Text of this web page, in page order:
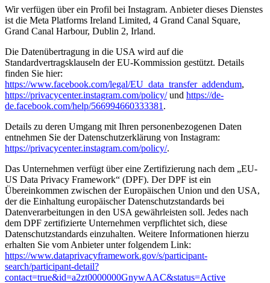
Wir verfügen über ein Profil bei Instagram. Anbieter dieses Dienstes
ist die Meta Platforms Ireland Limited, 4 Grand Canal Square,
Grand Canal Harbour, Dublin 2, Irland.
Die Datenübertragung in die USA wird auf die
Standardvertragsklauseln der EU-Kommission gestützt. Details
finden Sie hier:
https://www.facebook.com/legal/EU_data_transfer_addendum,
https://privacycenter.instagram.com/policy/und https://de-
de.facebook.com/help/566994660333381 .
Details zu deren Umgang mit Ihren personenbezogenen Daten
entnehmen Sie der Datenschutzerklärung von Instagram:
https://privacycenter.instagram.com/policy/.
Das Unternehmen verfügt über eine Zertifizierung nach dem „EU-
US Data Privacy Framework“ (DPF). Der DPF ist ein
Übereinkommen zwischen der Europäischen Union und den USA,
der die Einhaltung europäischer Datenschutzstandards bei
Datenverarbeitungen in den USA gewährleisten soll. Jedes nach
dem DPF zertifizierte Unternehmen verpflichtet sich, diese
Datenschutzstandards einzuhalten. Weitere Informationen hierzu
erhalten Sie vom Anbieter unter folgendem Link:
https://www.dataprivacyframework.gov/s/participant-
search/participant-detail?
contact=true&id=a2zt0000000GnywAAC&status=Active